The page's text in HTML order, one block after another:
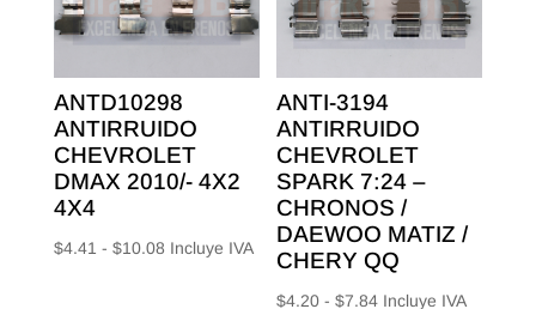
ANTD10298
ANTIRRUIDO
CHEVROLET
DMAX 2010/- 4X2
4X4
$4.41 - $10.08Rango
Incluye IVA
ANTI-3194
ANTIRRUIDO
CHEVROLET
SPARK 7:24 –
CHRONOS /
DAEWOO MATIZ /
CHERY QQ
$4.20 - $7.84Rango
Incluye IVA